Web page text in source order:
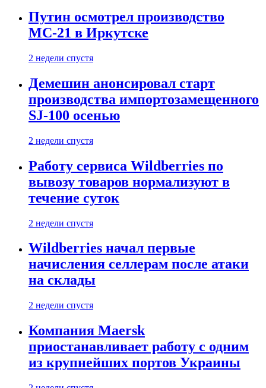
Путин осмотрел производство
МС-21 в Иркутске
2 недели спустя
Демешин анонсировал старт
производства импортозамещенного
SJ-100 осенью
2 недели спустя
Работу сервиса Wildberries по
вывозу товаров нормализуют в
течение суток
2 недели спустя
Wildberries начал первые
начисления селлерам после атаки
на склады
2 недели спустя
Компания Maersk
приостанавливает работу с одним
из крупнейших портов Украины